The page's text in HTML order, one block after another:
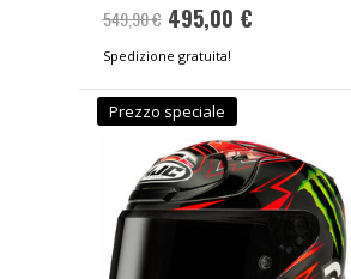
549,90 € 495,00 €
Spedizione gratuita!
Prezzo speciale